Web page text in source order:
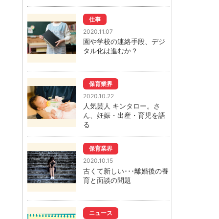
仕事
2020.11.07
園や学校の連絡手段、デジ
タル化は進むか？
保育業界
2020.10.22
人気芸人 キンタロー。さ
ん、妊娠・出産・育児を語
る
保育業界
2020.10.15
古くて新しい･･･離婚後の養
育と面談の問題
ニュース